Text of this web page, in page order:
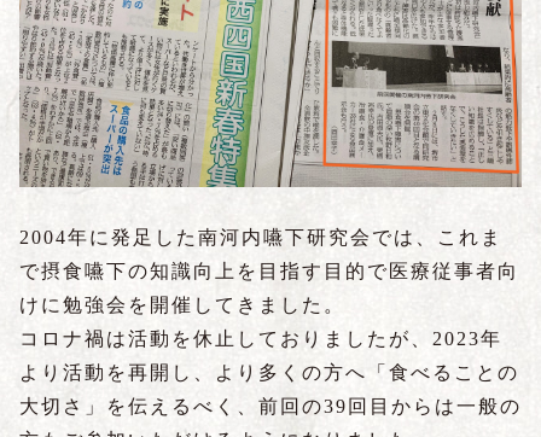
2004年に発足した南河内嚥下研究会では、これま
で摂食嚥下の知識向上を目指す目的で医療従事者向
けに勉強会を開催してきました。
コロナ禍は活動を休止しておりましたが、2023年
より活動を再開し、より多くの方へ「食べることの
大切さ」を伝えるべく、前回の39回目からは一般の